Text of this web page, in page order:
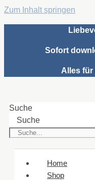
Zum Inhalt springen
Sofort
Alles für
Suche
Suche
Home
Shop